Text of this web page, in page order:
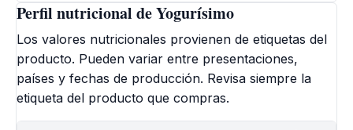
Perfil nutricional de Yogurísimo
Los valores nutricionales provienen de etiquetas del
producto. Pueden variar entre presentaciones,
países y fechas de producción. Revisa siempre la
etiqueta del producto que compras.